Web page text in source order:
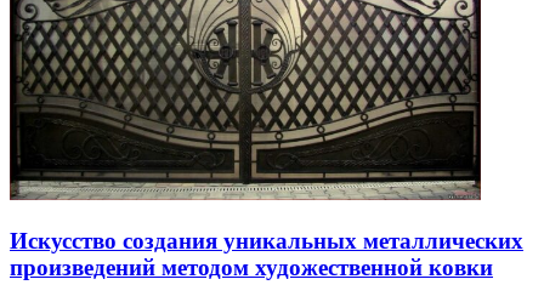
Искусство создания уникальных металлических
произведений методом художественной ковки